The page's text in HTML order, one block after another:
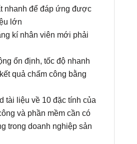
nhanh để đáp ứng được
lớn
kí nhân viên mới phải
ổn định, tốc độ nhanh
quả chấm công bằng
tài liệu về 10 đặc tính của
và phần mềm cần có
trong doanh nghiệp sản